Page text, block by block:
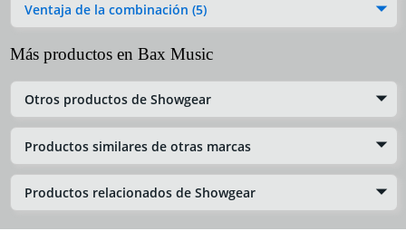
Ventaja de la combinación (5)
Más productos en Bax Music
Otros productos de Showgear
Productos similares de otras marcas
Productos relacionados de Showgear